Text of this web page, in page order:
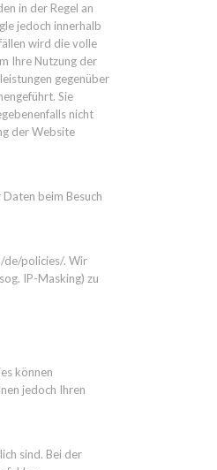
in der Regel an
jedoch innerhalb
wird die volle
Ihre Nutzung der
gegenüber
Sie
nicht
der Website
beim Besuch
de/policies/. Wir
IP-Masking) zu
können
jedoch Ihren
sind. Bei der